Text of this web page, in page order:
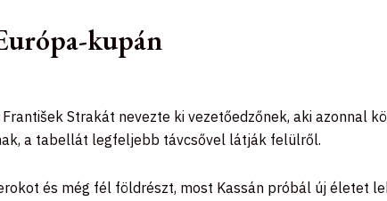
kupán
Strakát nevezte ki vezetőedzőnek, aki azonnal
a tabellát legfeljebb távcsővel látják felülről.
és még fél földrészt, most Kassán próbál új életet